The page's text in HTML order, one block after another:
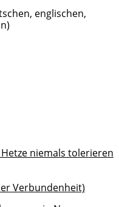
englischen,
niemals tolerieren
Verbundenheit)